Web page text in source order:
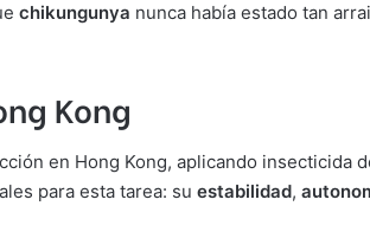
chikungunya nunca había estado tan
Kong
en Hong Kong, aplicando insecticida
para esta tarea: su estabilidad,